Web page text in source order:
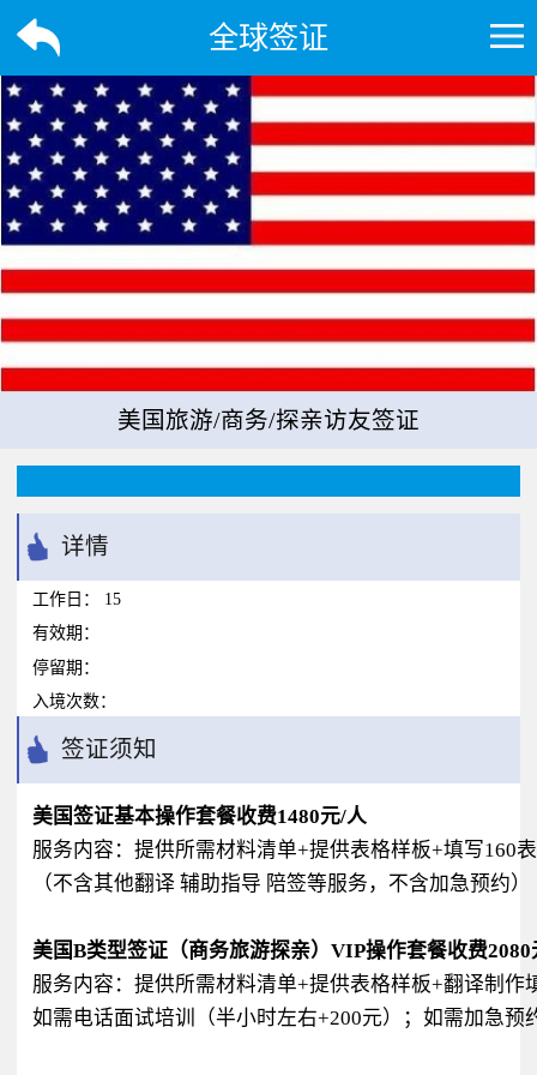
全球签证
美国旅游/商务/探亲访友签证
详情
工作日：
15
有效期：
停留期：
入境次数：
签证须知
美国签证基本操作套餐收费1480元/人
服务内容：提供所需材料清单+提供表格样板+填写160
（不含其他翻译 辅助指导 陪签等服务，不含加急预约）
美国B类型签证（商务旅游探亲）VIP操作套餐收费2080
服务内容：提供所需材料清单+提供表格样板+翻译制
如需电话面试培训（半小时左右+200元）；如需加急预